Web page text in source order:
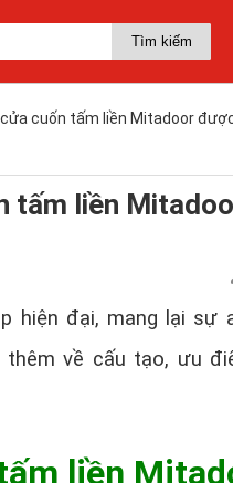
cuốn tấm liền Mitadoor
tấm liền
hiện đại, mang lại sự
thêm về cấu tạo, ưu
liền